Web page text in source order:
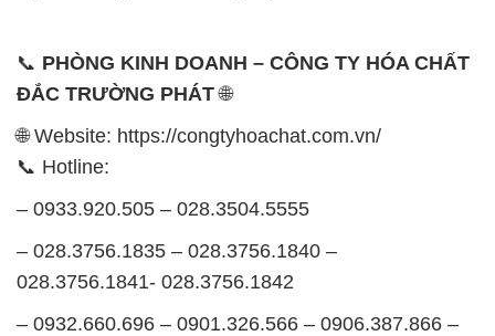
📞 PHÒNG KINH DOANH – CÔNG TY HÓA CHẤT
ĐẮC TRƯỜNG PHÁT🌐
🌐 Website: https://congtyhoachat.com.vn/
📞 Hotline:
– 0933.920.505 – 028.3504.5555
– 028.3756.1835 – 028.3756.1840 –
028.3756.1841- 028.3756.1842
– 0932.660.696 – 0901.326.566 – 0906.387.866 –